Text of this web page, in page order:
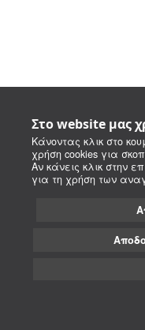
Στο website μας
Κάνοντας κλικ στο
χρήση cookies για
Αν κάνεις κλικ στην
για τη χρήση των